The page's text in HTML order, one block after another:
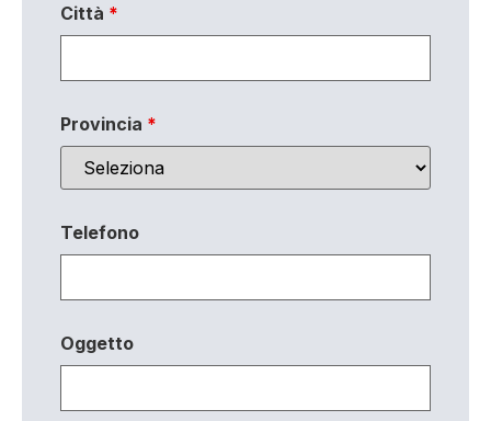
Città *
Provincia *
Telefono
Oggetto